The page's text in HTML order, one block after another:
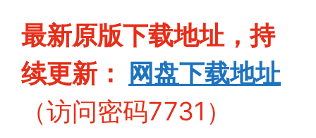
最新原版下载地址，持
续更新：
网盘下载地址
（访问密码7731）